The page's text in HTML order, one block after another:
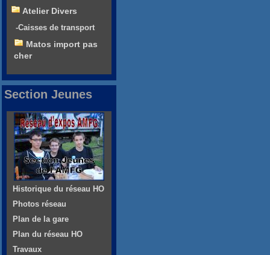
Atelier Divers
-Caisses de transport
Matos import pas
cher
Section Jeunes
Historique du réseau HO
Photos réseau
Plan de la gare
Plan du réseau HO
Travaux